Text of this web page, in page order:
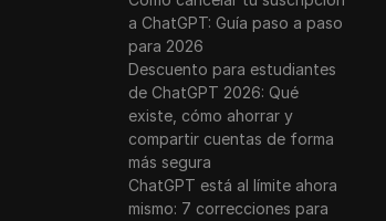
| New crypto wallet airdrop | Instant Claim
FREE 1000$ Potential Airdrop | Vivaleva
a ChatGPT: Guía paso a paso
para 2026
Descuento para estudiantes
de ChatGPT 2026: Qué
existe, cómo ahorrar y
compartir cuentas de forma
más segura
ChatGPT está al límite ahora
mismo: 7 correcciones para